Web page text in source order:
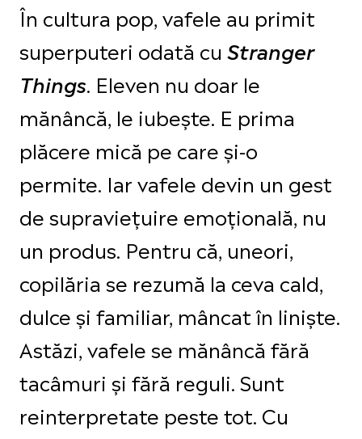
În cultura pop, vafele au primit
superputeri odată cu Stranger
Things. Eleven nu doar le
mănâncă, le iubește. E prima
plăcere mică pe care și-o
permite. Iar vafele devin un gest
de supraviețuire emoțională, nu
un produs. Pentru că, uneori,
copilăria se rezumă la ceva cald,
dulce și familiar, mâncat în liniște.
Astăzi, vafele se mănâncă fără
tacâmuri și fără reguli. Sunt
reinterpretate peste tot. Cu